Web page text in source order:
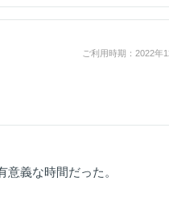
ご利用時期：2022年
義な時間だった。